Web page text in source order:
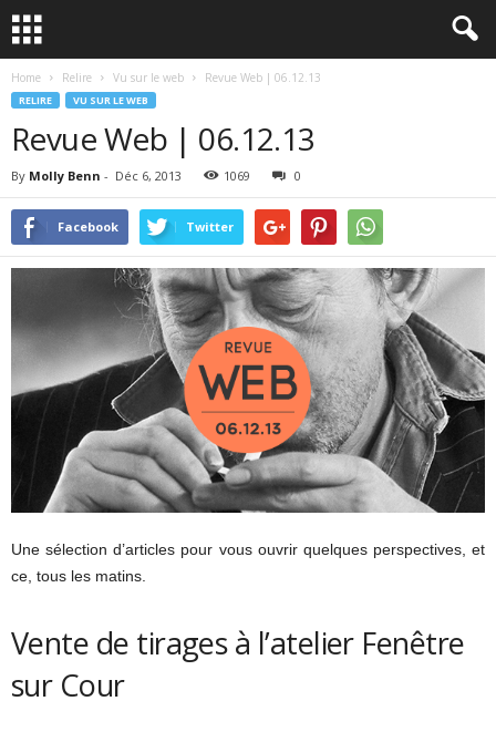
Home Relire Vu sur le web Revue Web | 06.12.13
RELIRE VU SUR LE WEB
Revue Web | 06.12.13
By Molly Benn - Déc 6, 2013 1069 0
Facebook Twitter
Une sélection d’articles pour vous ouvrir quelques perspectives, et
ce, tous les matins.
Vente de tirages à l’atelier Fenêtre
sur Cour